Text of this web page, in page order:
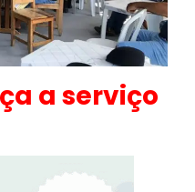
a serviço